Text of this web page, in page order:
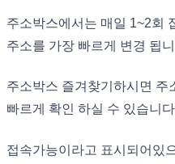
주소박스에서는 매일 1~2회
주소를 가장 빠르게 변경 됩
주소박스 즐겨찾기하시면 주
빠르게 확인 하실 수 있습니
접속가능이라고 표시되어있